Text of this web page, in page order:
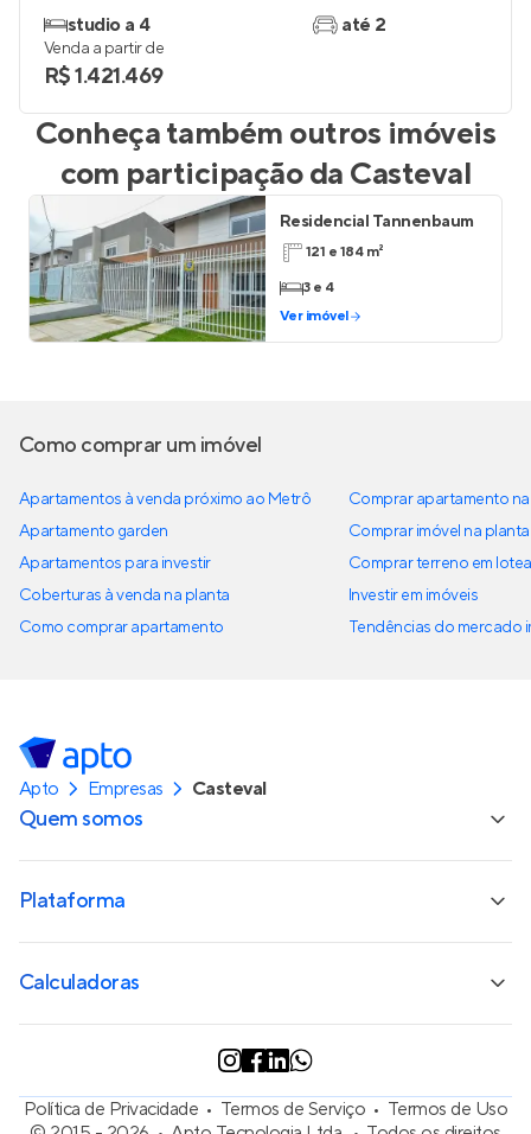
studio a 4
até 2
Venda a partir de
R$ 1.421.469
Conheça também outros imóveis
com participação da Casteval
Residencial Tannenbaum
121 e 184 m²
3 e 4
Ver imóvel
Como comprar um imóvel
Apartamentos à venda próximo ao Metrô
Apartamento garden
Apartamentos para investir
Coberturas à venda na planta
Como comprar apartamento
Comprar apartamento
Comprar imóvel na planta
Comprar terreno em
Investir em imóveis
Tendências do mercado
Apto Empresas Casteval
Quem somos
Plataforma
Calculadoras
Política de Privacidade Termos de Serviço
Termos de Uso